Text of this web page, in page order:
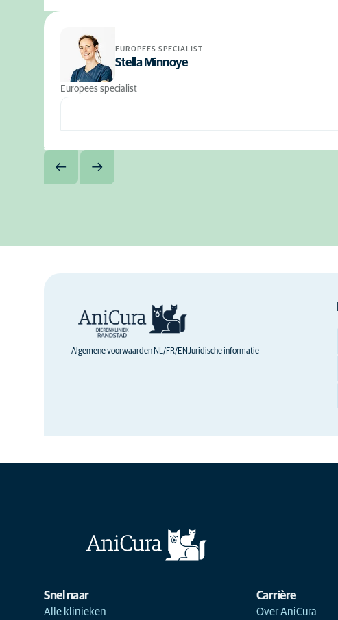
EUROPEES SPECIALIST
Stella Minnoye
Europees specialist
Algemene voorwaarden NL/FR/ENJuridische informatie
Snel naar
Alle klinieken
Carrière
Over AniCura